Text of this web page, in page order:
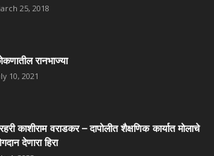
25, 2018
रानभाज्या
10, 2021
काशीराम वराडकर – दापोलीत शैक्षणिक कार्यात मोलाचे
देणारा हिरा